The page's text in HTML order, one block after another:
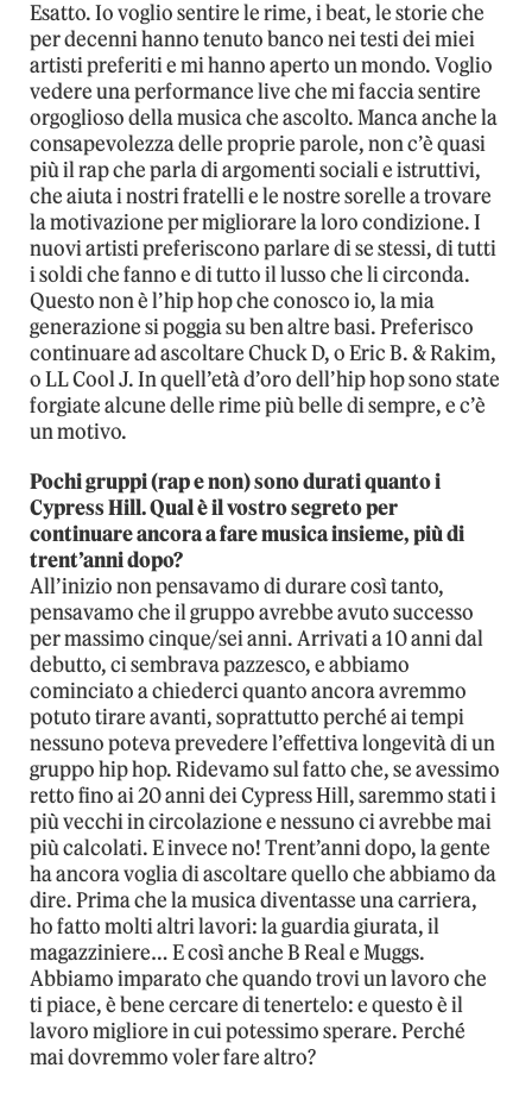
Esatto. Io voglio sentire le rime, i beat, le storie che
per decenni hanno tenuto banco nei testi dei miei
artisti preferiti e mi hanno aperto un mondo. Voglio
vedere una performance live che mi faccia sentire
orgoglioso della musica che ascolto. Manca anche la
consapevolezza delle proprie parole, non c’è quasi
più il rap che parla di argomenti sociali e istruttivi,
che aiuta i nostri fratelli e le nostre sorelle a trovare
la motivazione per migliorare la loro condizione. I
nuovi artisti preferiscono parlare di se stessi, di tutti
i soldi che fanno e di tutto il lusso che li circonda.
Questo non è l’hip hop che conosco io, la mia
generazione si poggia su ben altre basi. Preferisco
continuare ad ascoltare Chuck D, o Eric B. & Rakim,
o LL Cool J. In quell’età d’oro dell’hip hop sono state
forgiate alcune delle rime più belle di sempre, e c’è
un motivo.
Pochi gruppi (rap e non) sono durati quanto i
Cypress Hill. Qual è il vostro segreto per
continuare ancora a fare musica insieme, più di
trent’anni dopo?
All’inizio non pensavamo di durare così tanto,
pensavamo che il gruppo avrebbe avuto successo
per massimo cinque/sei anni. Arrivati a 10 anni dal
debutto, ci sembrava pazzesco, e abbiamo
cominciato a chiederci quanto ancora avremmo
potuto tirare avanti, soprattutto perché ai tempi
nessuno poteva prevedere l’effettiva longevità di un
gruppo hip hop. Ridevamo sul fatto che, se avessimo
retto fino ai 20 anni dei Cypress Hill, saremmo stati i
più vecchi in circolazione e nessuno ci avrebbe mai
più calcolati. E invece no! Trent’anni dopo, la gente
ha ancora voglia di ascoltare quello che abbiamo da
dire. Prima che la musica diventasse una carriera,
ho fatto molti altri lavori: la guardia giurata, il
magazziniere… E così anche B Real e Muggs.
Abbiamo imparato che quando trovi un lavoro che
ti piace, è bene cercare di tenertelo: e questo è il
lavoro migliore in cui potessimo sperare. Perché
mai dovremmo voler fare altro?